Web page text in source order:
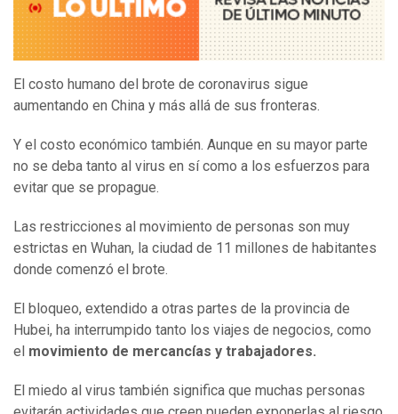
El costo humano del brote de coronavirus sigue
aumentando en China y más allá de sus fronteras.
Y el costo económico también. Aunque en su mayor parte
no se deba tanto al virus en sí como a los esfuerzos para
evitar que se propague.
Las restricciones al movimiento de personas son muy
estrictas en Wuhan, la ciudad de 11 millones de habitantes
donde comenzó el brote.
El bloqueo, extendido a otras partes de la provincia de
Hubei, ha interrumpido tanto los viajes de negocios, como
el movimiento de mercancías y trabajadores.
El miedo al virus también significa que muchas personas